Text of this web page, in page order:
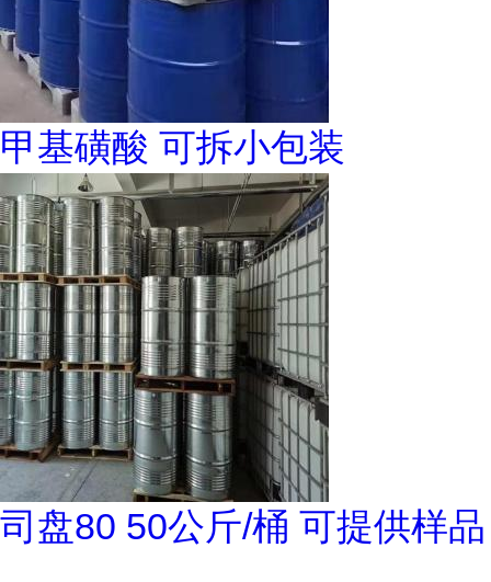
甲基磺酸 可拆小包装
司盘80 50公斤/桶 可提供样品